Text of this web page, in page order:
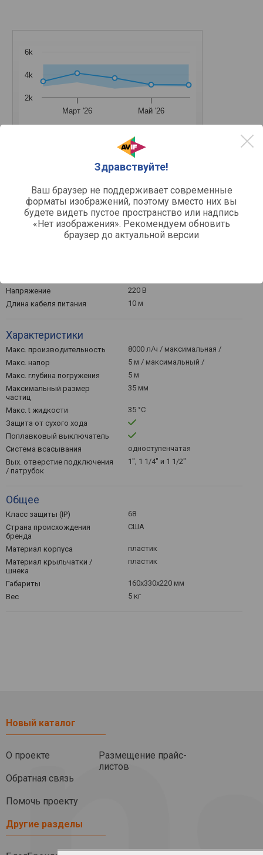
Здравствуйте!
Ваш браузер не поддерживает современные
форматы изображений, поэтому вместо них вы
будете видеть пустое пространство или надпись
«Нет изображения». Рекомендуем обновить
браузер до актуальной версии
Март '26 Май '26
2k
4k
6k
Основное
Назначение канализация
Напряжение
220 В
Длина кабеля питания
10 м
Характеристики
Макс. производительность
8000 л/ч / максимальная /
Макс. напор
5 м / максимальный /
Макс. глубина погружения
5 м
Максимальный размер
частиц
35 мм
Макс. t жидкости
35 °С
Защита от сухого хода
Поплавковый выключатель
Система всасывания
одноступенчатая
Вых. отверстие подключения
/ патрубок
1", 1 1/4" и 1 1/2"
Общее
Класс защиты (IP)
68
Страна происхождения
бренда
США
Материал корпуса
пластик
Материал крыльчатки /
шнека
пластик
Габариты
160x330x220 мм
Вес
5 кг
Новый каталог
О проекте
Обратная связь
Помочь проекту
Размещение прайс-
листов
Другие разделы